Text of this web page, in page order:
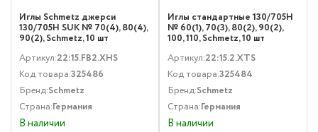
Иглы Schmetz джерси
130/705Н SUK № 70(4), 80(4),
90(2), Schmetz, 10 шт
Артикул:22:15.FB2.XHS
Код товара:325486
Бренд:Schmetz
Страна:Германия
В наличии
Иглы стандартные 130/705H
№ 60(1), 70(3), 80(2), 90(2),
100, 110, Schmetz, 10 шт
Артикул:22:15.2.XTS
Код товара:325484
Бренд:Schmetz
Страна:Германия
В наличии